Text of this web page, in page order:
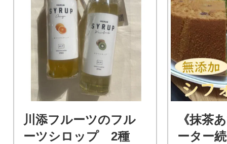
川添フルーツのフル
ーツシロップ 2種
《抹茶
ーター